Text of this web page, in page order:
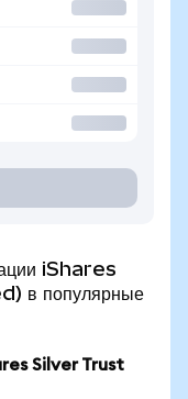
iShares
в популярные
Silver Trust